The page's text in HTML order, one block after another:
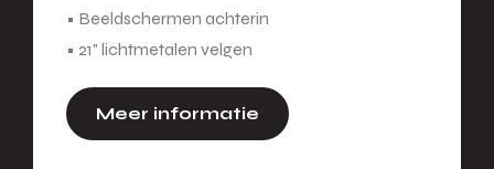
• Beeldschermen achterin
• 21" lichtmetalen velgen
Meer informatie